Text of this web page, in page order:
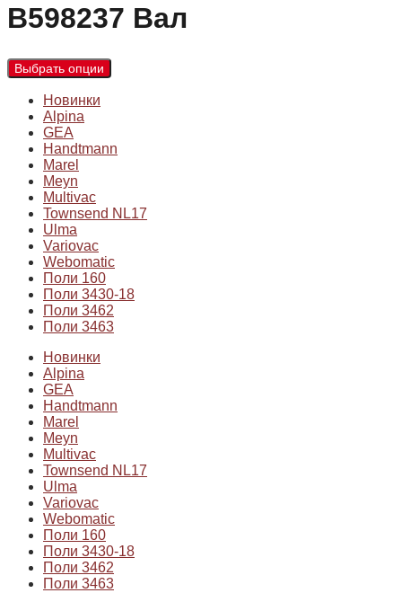
B598237 Вал
Выбрать опции
Новинки
Alpina
GEA
Handtmann
Marel
Meyn
Multivac
Townsend NL17
Ulma
Variovac
Webomatic
Поли 160
Поли 3430-18
Поли 3462
Поли 3463
Новинки
Alpina
GEA
Handtmann
Marel
Meyn
Multivac
Townsend NL17
Ulma
Variovac
Webomatic
Поли 160
Поли 3430-18
Поли 3462
Поли 3463